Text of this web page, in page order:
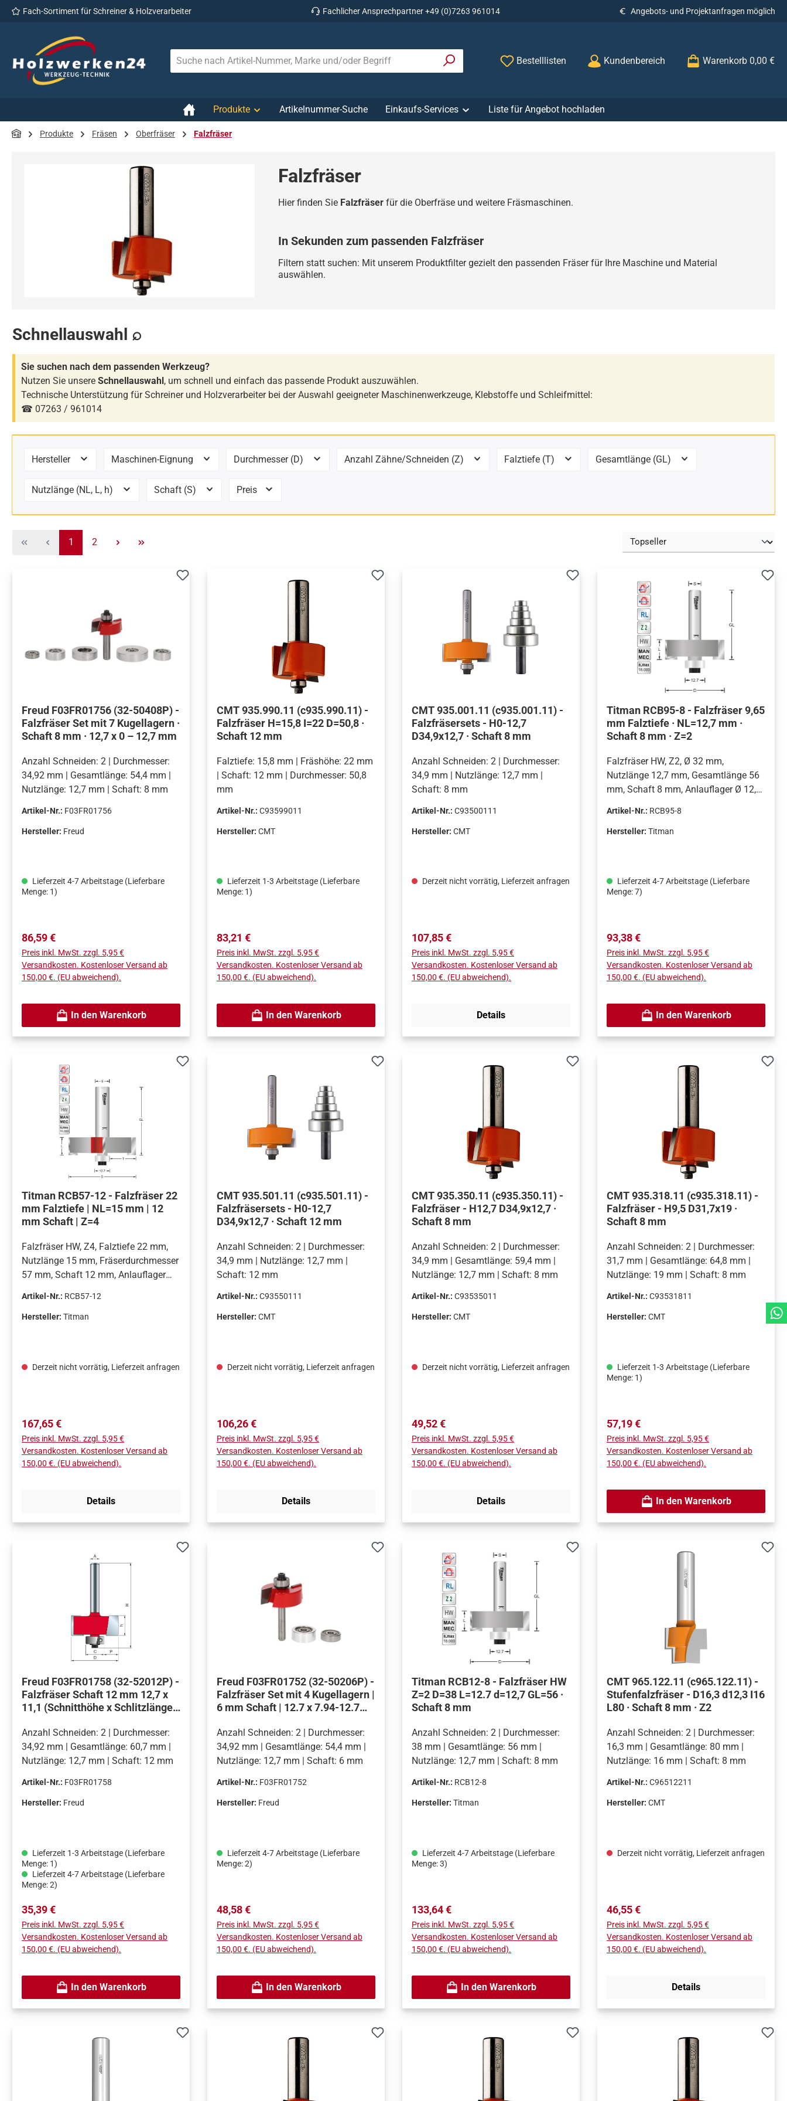
Hauptinhalt springen
Zur Suche springen
Zur Hauptnavigation springen
Fach-Sortiment für Schreiner & Holzverarbeiter Fachlicher Ansprechpartner +49 (0)7263 961014 Angebots- und Projektanfragen möglich
Bestelllisten Kundenbereich Warenkorb 0,00 €
Produkte Artikelnummer-Suche Einkaufs-Services Liste für Angebot hochladen
Produkte Fräsen Oberfräser Falzfräser
Falzfräser
Hier finden Sie Falzfräser für die Oberfräse und weitere Fräsmaschinen.
In Sekunden zum passenden Falzfräser
Filtern statt suchen: Mit unserem Produktfilter gezielt den passenden Fräser für Ihre Maschine und Material
auswählen.
Schnellauswahl ⌕
Sie suchen nach dem passenden Werkzeug?
Nutzen Sie unsere Schnellauswahl, um schnell und einfach das passende Produkt auszuwählen.
Technische Unterstützung für Schreiner und Holzverarbeiter bei der Auswahl geeigneter Maschinenwerkzeuge, Klebstoffe und Schleifmittel:
☎ 07263 / 961014
Hersteller Maschinen-Eignung Durchmesser (D) Anzahl Zähne/Schneiden (Z) Falztiefe (T) Gesamtlänge (GL)
Nutzlänge (NL, L, h) Schaft (S) Preis
Seite
1 Seite
2
Freud F03FR01756 (32-50408P) -
Falzfräser Set mit 7 Kugellagern ·
Schaft 8 mm · 12,7 x 0 – 12,7 mm
Anzahl Schneiden: 2 | Durchmesser:
34,92 mm | Gesamtlänge: 54,4 mm |
Nutzlänge: 12,7 mm | Schaft: 8 mm
Artikel-Nr.: F03FR01756
Hersteller: Freud
Lieferzeit 4-7 Arbeitstage (Lieferbare
Menge: 1)
Regulärer Preis:
86,59 €
Preis inkl. MwSt. zzgl. 5,95 €
Versandkosten. Kostenloser Versand ab
150,00 €. (EU abweichend).
In den Warenkorb
CMT 935.990.11 (c935.990.11) -
Falzfräser H=15,8 I=22 D=50,8 ·
Schaft 12 mm
Falztiefe: 15,8 mm | Fräshöhe: 22 mm
| Schaft: 12 mm | Durchmesser: 50,8
mm
Artikel-Nr.: C93599011
Hersteller: CMT
Lieferzeit 1-3 Arbeitstage (Lieferbare
Menge: 1)
Regulärer Preis:
83,21 €
Preis inkl. MwSt. zzgl. 5,95 €
Versandkosten. Kostenloser Versand ab
150,00 €. (EU abweichend).
In den Warenkorb
CMT 935.001.11 (c935.001.11) -
Falzfräsersets - H0-12,7
D34,9x12,7 · Schaft 8 mm
Anzahl Schneiden: 2 | Durchmesser:
34,9 mm | Nutzlänge: 12,7 mm |
Schaft: 8 mm
Artikel-Nr.: C93500111
Hersteller: CMT
Derzeit nicht vorrätig, Lieferzeit anfragen
Regulärer Preis:
107,85 €
Preis inkl. MwSt. zzgl. 5,95 €
Versandkosten. Kostenloser Versand ab
150,00 €. (EU abweichend).
Details
Titman RCB95-8 - Falzfräser 9,65
mm Falztiefe · NL=12,7 mm ·
Schaft 8 mm · Z=2
Falzfräser HW, Z2, Ø 32 mm,
Nutzlänge 12,7 mm, Gesamtlänge 56
mm, Schaft 8 mm, Anlauflager Ø 12,7
U/min, stirn- und umfangschneidend
Artikel-Nr.: RCB95-8
Hersteller: Titman
Lieferzeit 4-7 Arbeitstage (Lieferbare
Menge: 7)
Regulärer Preis:
93,38 €
Preis inkl. MwSt. zzgl. 5,95 €
Versandkosten. Kostenloser Versand ab
150,00 €. (EU abweichend).
In den Warenkorb
Titman RCB57-12 - Falzfräser 22
mm Falztiefe | NL=15 mm | 12
mm Schaft | Z=4
Falzfräser HW, Z4, Falztiefe 22 mm,
Nutzlänge 15 mm, Fräserdurchmesser
57 mm, Schaft 12 mm, Anlauflager
Artikel-Nr.: RCB57-12
Hersteller: Titman
Derzeit nicht vorrätig, Lieferzeit anfragen
Regulärer Preis:
167,65 €
Preis inkl. MwSt. zzgl. 5,95 €
Versandkosten. Kostenloser Versand ab
150,00 €. (EU abweichend).
Details
CMT 935.501.11 (c935.501.11) -
Falzfräsersets - H0-12,7
D34,9x12,7 · Schaft 12 mm
Anzahl Schneiden: 2 | Durchmesser:
34,9 mm | Nutzlänge: 12,7 mm |
Schaft: 12 mm
Artikel-Nr.: C93550111
Hersteller: CMT
Derzeit nicht vorrätig, Lieferzeit anfragen
Regulärer Preis:
106,26 €
Preis inkl. MwSt. zzgl. 5,95 €
Versandkosten. Kostenloser Versand ab
150,00 €. (EU abweichend).
Details
CMT 935.350.11 (c935.350.11) -
Falzfräser - H12,7 D34,9x12,7 ·
Schaft 8 mm
Anzahl Schneiden: 2 | Durchmesser:
34,9 mm | Gesamtlänge: 59,4 mm |
Nutzlänge: 12,7 mm | Schaft: 8 mm
Artikel-Nr.: C93535011
Hersteller: CMT
Derzeit nicht vorrätig, Lieferzeit anfragen
Regulärer Preis:
49,52 €
Preis inkl. MwSt. zzgl. 5,95 €
Versandkosten. Kostenloser Versand ab
150,00 €. (EU abweichend).
Details
CMT 935.318.11 (c935.318.11) -
Falzfräser - H9,5 D31,7x19 ·
Schaft 8 mm
Anzahl Schneiden: 2 | Durchmesser:
31,7 mm | Gesamtlänge: 64,8 mm |
Nutzlänge: 19 mm | Schaft: 8 mm
Artikel-Nr.: C93531811
Hersteller: CMT
Lieferzeit 1-3 Arbeitstage (Lieferbare
Menge: 1)
Regulärer Preis:
57,19 €
Preis inkl. MwSt. zzgl. 5,95 €
Versandkosten. Kostenloser Versand ab
150,00 €. (EU abweichend).
In den Warenkorb
Freud F03FR01758 (32-52012P) -
Falzfräser Schaft 12 mm 12,7 x
11,1 (Schnitthöhe x Schlitzlänge
Anzahl Schneiden: 2 | Durchmesser:
34,92 mm | Gesamtlänge: 60,7 mm |
Nutzlänge: 12,7 mm | Schaft: 12 mm
Artikel-Nr.: F03FR01758
Hersteller: Freud
Lieferzeit 1-3 Arbeitstage (Lieferbare
Menge: 1)
Lieferzeit 4-7 Arbeitstage (Lieferbare
Menge: 2)
Regulärer Preis:
35,39 €
Preis inkl. MwSt. zzgl. 5,95 €
Versandkosten. Kostenloser Versand ab
150,00 €. (EU abweichend).
In den Warenkorb
Freud F03FR01752 (32-50206P) -
Falzfräser Set mit 4 Kugellagern |
6 mm Schaft | 12.7 x 7.94-12.7
Anzahl Schneiden: 2 | Durchmesser:
34,92 mm | Gesamtlänge: 54,4 mm |
Nutzlänge: 12,7 mm | Schaft: 6 mm
Artikel-Nr.: F03FR01752
Hersteller: Freud
Lieferzeit 4-7 Arbeitstage (Lieferbare
Menge: 2)
Regulärer Preis:
48,58 €
Preis inkl. MwSt. zzgl. 5,95 €
Versandkosten. Kostenloser Versand ab
150,00 €. (EU abweichend).
In den Warenkorb
Titman RCB12-8 - Falzfräser HW
Z=2 D=38 L=12.7 d=12,7 GL=56 ·
Schaft 8 mm
Anzahl Schneiden: 2 | Durchmesser:
38 mm | Gesamtlänge: 56 mm |
Nutzlänge: 12,7 mm | Schaft: 8 mm
Artikel-Nr.: RCB12-8
Hersteller: Titman
Lieferzeit 4-7 Arbeitstage (Lieferbare
Menge: 3)
Regulärer Preis:
133,64 €
Preis inkl. MwSt. zzgl. 5,95 €
Versandkosten. Kostenloser Versand ab
150,00 €. (EU abweichend).
In den Warenkorb
CMT 965.122.11 (c965.122.11) -
Stufenfalzfräser - D16,3 d12,3 I16
L80 · Schaft 8 mm · Z2
Anzahl Schneiden: 2 | Durchmesser:
16,3 mm | Gesamtlänge: 80 mm |
Nutzlänge: 16 mm | Schaft: 8 mm
Artikel-Nr.: C96512211
Hersteller: CMT
Derzeit nicht vorrätig, Lieferzeit anfragen
Regulärer Preis:
46,55 €
Preis inkl. MwSt. zzgl. 5,95 €
Versandkosten. Kostenloser Versand ab
150,00 €. (EU abweichend).
Details